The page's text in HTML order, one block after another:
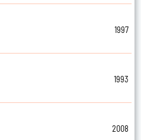
1997
1993
2008